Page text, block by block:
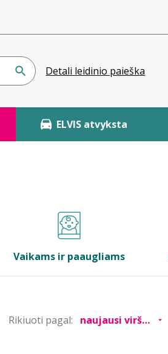
Detali leidinio paieška
ELVIS atvyksta
Vaikams ir paaugliams
Rikiuoti pagal: